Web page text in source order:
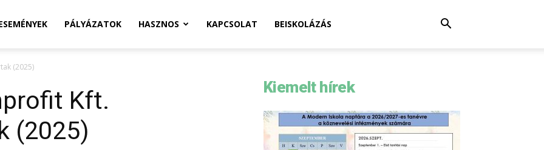
PÁLYÁZATOK HASZNOS KAPCSOLAT BEISKOLÁZÁS
(2025)
Kft.
(2025)
Kiemelt hírek